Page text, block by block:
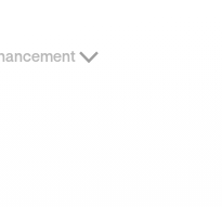
JUSQU’À -100€